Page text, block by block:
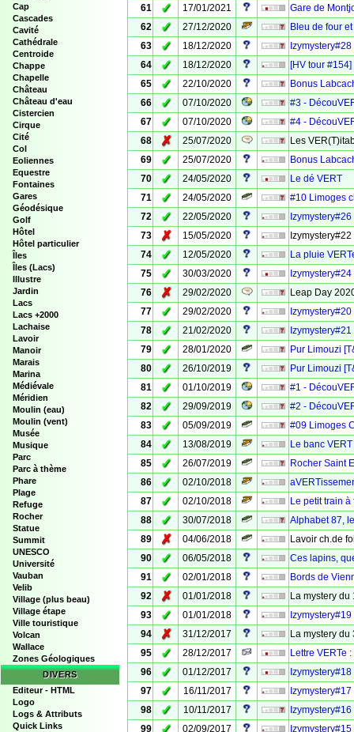
Cap
Cascades
Cavité
Cathédrale
Centroide
Chappe
Chapelle
Château
Château d'eau
Cistercien
Cirque
Cité
Col
Eoliennes
Equestre
Fontaines
Gares
Géodésique
Golf
Hôtel
Hôtel particulier
Îles
Îles (Lacs)
Illustre
Jardin
Lacs
Lacs +2000
Lachaise
Lavoir
Manoir
Marais
Marina
Médiévale
Méridien
Moulin (eau)
Moulin (vent)
Musée
Musique
Parc
Parc à thème
Phare
Plage
Refuge
Rocher
Statue
Summit
UNESCO
Université
Vauban
Velib
Village (plus beau)
Village étape
Ville touristique
Volcan
Wallace
Zones Géologiques
DIVERS
Editeur - HTML
Logo
Logs & Attributs
Quick Links
61
✓ 17/01/2021
Gare de
62
✓ 27/12/2020
Bleu de four
63
✓ 18/12/2020
64
✓ 18/12/2020
[HV tour
65
✓ 22/10/2020
Bonus
66
✓ 07/10/2020
#3 -
67
✓ 07/10/2020
#4 -
68
✗ 25/07/2020
Les
69
✓ 25/07/2020
Bonus
70
✓ 24/05/2020
Le dé VERT
71
✓ 24/05/2020
#10 Limoges
72
✓ 22/05/2020
73
✗ 15/05/2020
74
✓ 12/05/2020
La pluie
75
✓ 30/03/2020
76
✗ 29/02/2020
Leap Day
77
✓ 29/02/2020
78
✓ 21/02/2020
79
✓ 28/01/2020
Pur Limouzi
80
✓ 26/10/2019
Pur Limouzi
81
✓ 01/10/2019
#1 -
82
✓ 29/09/2019
#2 -
83
✓ 05/09/2019
#09 Limoges
84
✓ 13/08/2019
Le banc VERT
85
✓ 26/07/2019
Rocher Saint
86
✓ 02/10/2018
87
✓ 02/10/2018
Le petit train
88
✓ 30/07/2018
Alphabet 87,
89
✗ 04/06/2018
Lavoir ch.de
90
✓ 06/05/2018
Ces lapins,
91
✓ 02/01/2018
Bords de
92
✗ 01/01/2018
La mystery
93
✓ 01/01/2018
94
✗ 31/12/2017
La mystery
95
✓ 28/12/2017
Lettre VERTe
96
✓ 01/12/2017
97
✓ 16/11/2017
98
✓ 10/11/2017
99
02/09/2017